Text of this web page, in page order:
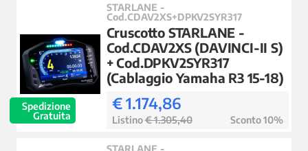
Spedizione
Gratuita
STARLANE -
Cod.CDAV2XS+DPKV2SYR317
Cruscotto STARLANE -
Cod.CDAV2XS (DAVINCI-II S)
+ Cod.DPKV2SYR317
(Cablaggio Yamaha R3 15-18)
€ 1.174,86
Listino€ 1.305,40 Sconto 10%
STARLANE -